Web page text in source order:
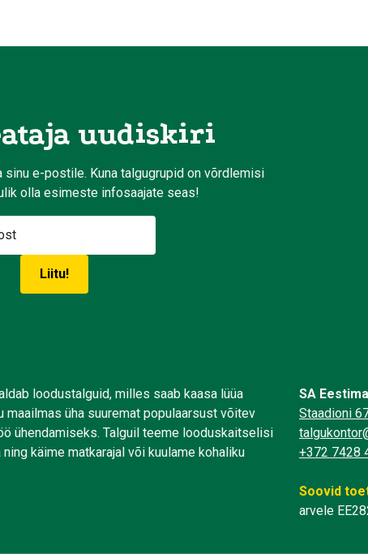
uudiskiri
sinu e-postile. Kuna talgugrupid on võrdlemisi
olla esimeste infosaajate seas!
loodustalguid, milles saab kaasa lüüa
maailmas üha suuremat populaarsust võitev
ühendamiseks. Talguil teeme looduskaitselisi
käime matkarajal või kuulame kohaliku
SA
Staadioni
+372 7428
Soovid
arvele